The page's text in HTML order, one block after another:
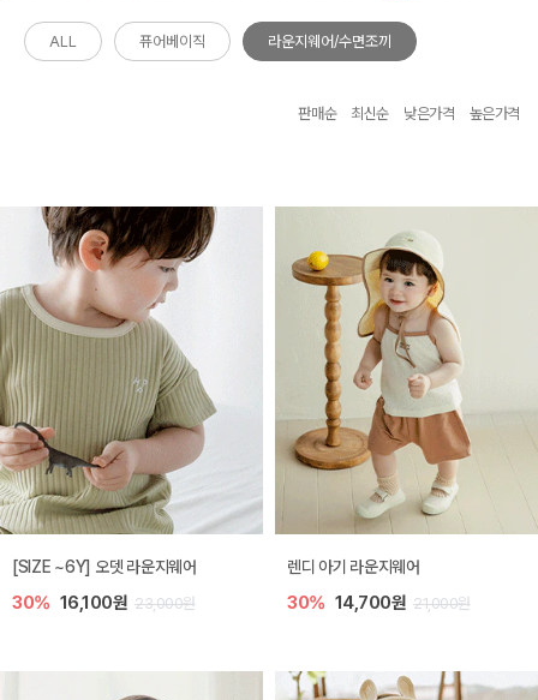
ALL 퓨어베이직 라운지웨어/수면조끼
판매순 최신순 낮은가격 높은가격
[SIZE ~6Y] 오뎃 라운지웨어
30% 16,100원 23,000원
렌디 아기 라운지웨어
30% 14,700원 21,000원